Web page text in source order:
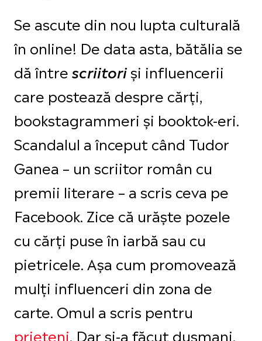
Se ascute din nou lupta culturală
în online! De data asta, bătălia se
dă întrescriitoriși influencerii
care postează despre cărți,
bookstagrammeri și booktok-eri.
Scandalul a început când Tudor
Ganea – un scriitor român cu
premii literare – a scris ceva pe
Facebook. Zice că urăște pozele
cu cărți puse în iarbă sau cu
pietricele. Așa cum promovează
mulți influenceri din zona de
carte. Omul a scris pentru
prieteni. Dar și-a făcut dușmani.